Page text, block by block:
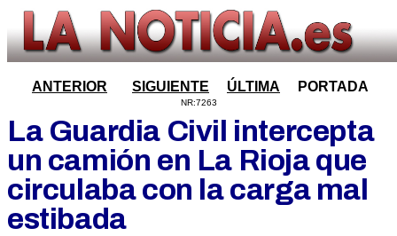
ANTERIOR SIGUIENTE ÚLTIMA PORTADA
NR:7263
La Guardia Civil intercepta
un camión en La Rioja que
circulaba con la carga mal
estibada